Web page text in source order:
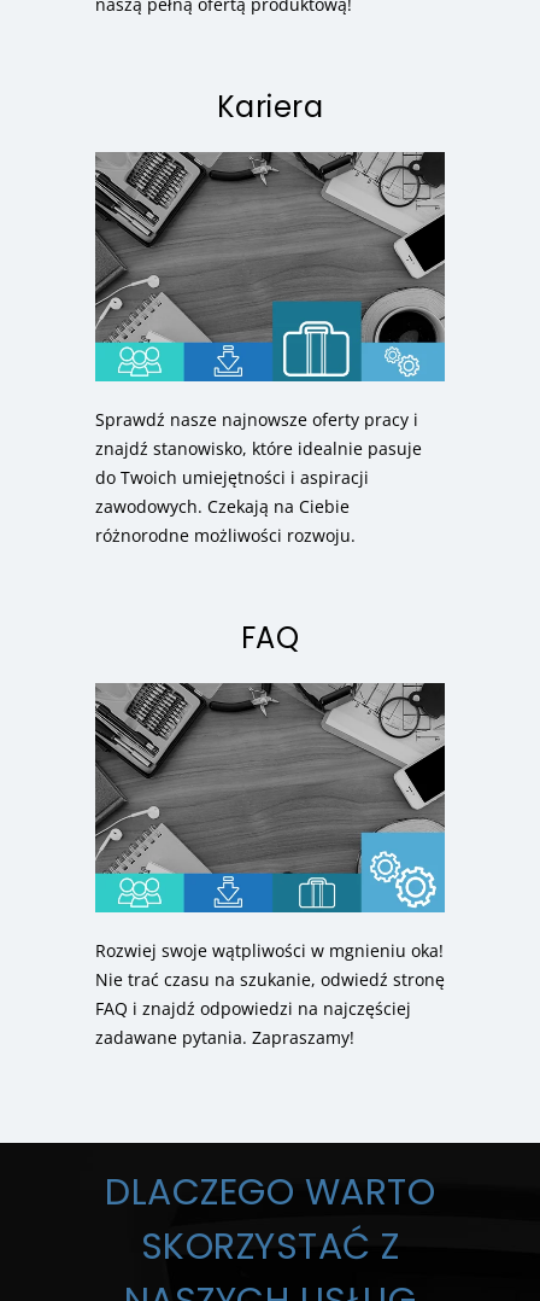
Kariera
Sprawdź nasze najnowsze oferty pracy i
znajdź stanowisko, które idealnie pasuje
do Twoich umiejętności i aspiracji
zawodowych. Czekają na Ciebie
różnorodne możliwości rozwoju.
FAQ
Rozwiej swoje wątpliwości w mgnieniu oka!
Nie trać czasu na szukanie, odwiedź stronę
FAQ i znajdź odpowiedzi na najczęściej
zadawane pytania. Zapraszamy!
DLACZEGO WARTO
SKORZYSTAĆ Z